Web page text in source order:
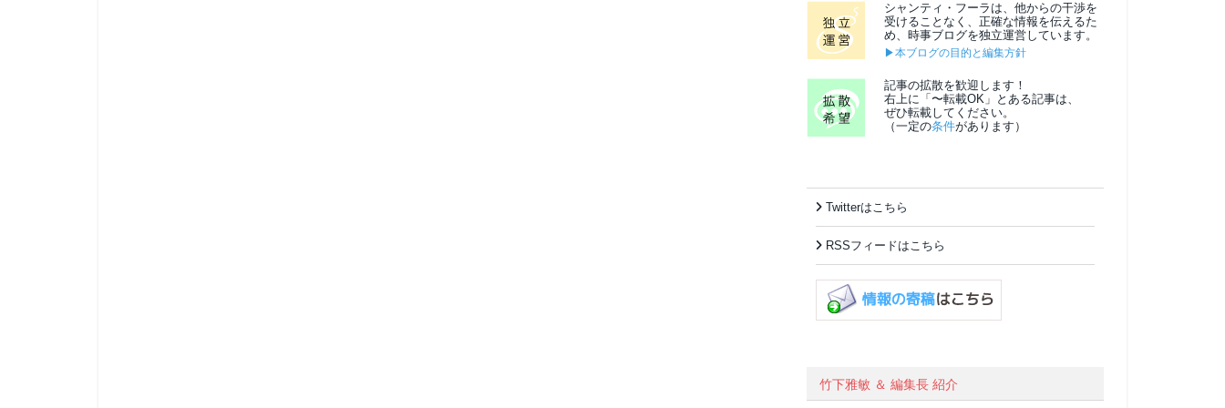
シャンティ・フーラは、他からの干渉を
受けることなく、正確な情報を伝えるた
め、時事ブログを独立運営しています。
▶本ブログの目的と編集方針
記事の拡散を歓迎します！
右上に「〜転載OK」とある記事は、
ぜひ転載してください。
（一定の条件があります）
Twitterはこちら
RSSフィードはこちら
竹下雅敏 ＆ 編集長 紹介